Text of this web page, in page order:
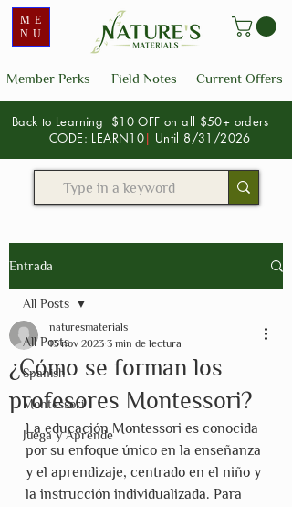
ME
NU
Member Perks Current Offers
Field Notes
Back to Learning $10 OFF on all $50+ orders
CODE: LEARN10| Until 8/31/2026
Entrada
All Posts
Spanish
Montessori
Juega y Aprende
All Posts
¿Cómo se forman los
profesores Montessori?
naturesmaterials
13 nov 2023 3 min de lectura
La educación Montessori es conocida
por su enfoque único en la enseñanza
y el aprendizaje, centrado en el niño y
la instrucción individualizada. Para